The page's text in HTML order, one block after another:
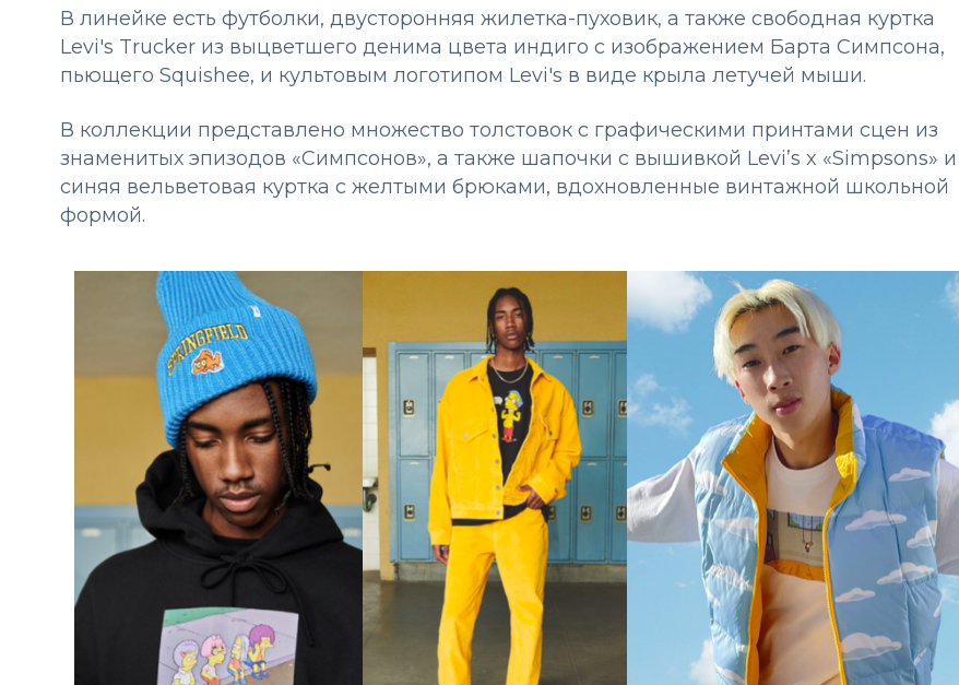
В линейке есть футболки, двусторонняя жилетка-пуховик, а также свободная куртка
Levi's Trucker из выцветшего денима цвета индиго с изображением Барта Симпсона,
пьющего Squishee, и культовым логотипом Levi's в виде крыла летучей мыши.
В коллекции представлено множество толстовок с графическими принтами сцен из
знаменитых эпизодов «Симпсонов», а также шапочки с вышивкой Levi’s x «Simpsons» и
синяя вельветовая куртка c желтыми брюками, вдохновленные винтажной школьной
формой.